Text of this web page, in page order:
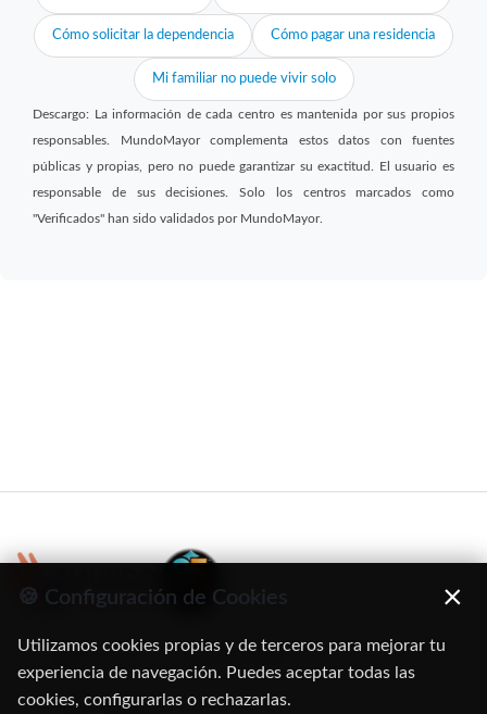
Cómo solicitar la dependencia Cómo pagar una residencia
Mi familiar no puede vivir solo
Descargo: La información de cada centro es mantenida por sus propios
responsables. MundoMayor complementa estos datos con fuentes
públicas y propias, pero no puede garantizar su exactitud. El usuario es
responsable de sus decisiones. Solo los centros marcados como
"Verificados" han sido validados por MundoMayor.
C/ Oruro, 11. 28016 Madrid
91 345 06 26
🍪 Configuración de Cookies ×
Utilizamos cookies propias y de terceros para mejorar tu
experiencia de navegación. Puedes aceptar todas las
cookies, configurarlas o rechazarlas.